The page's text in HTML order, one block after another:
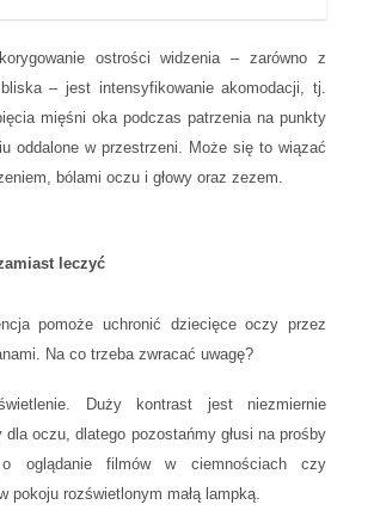
ostrości widzenia – zarówno z
– jest intensyfikowanie akomodacji, tj.
mięśni oka podczas patrzenia na punkty
oddalone w przestrzeni. Może się to wiązać
bólami oczu i głowy oraz zezem.
leczyć
pomoże uchronić dziecięce oczy przez
Na co trzeba zwracać uwagę?
Duży kontrast jest niezmiernie
dla oczu, dlatego pozostańmy głusi na prośby
oglądanie filmów w ciemnościach czy
pokoju rozświetlonym małą lampką.